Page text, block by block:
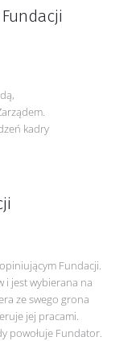
Fundacji
kadry
Fundacji.
i jest wybierana na
ze swego grona
jej pracami.
powołuje Fundator.